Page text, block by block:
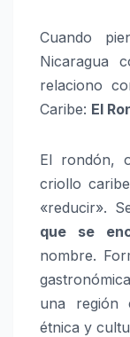
Cuando
Nicaragua
relaciono
Caribe: El
El rondón,
criollo
«reducir».
que se
nombre.
una región
étnica y